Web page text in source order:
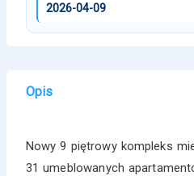
2026-04-09
Opis
Nowy 9 piętrowy kompleks
31 umeblowanych